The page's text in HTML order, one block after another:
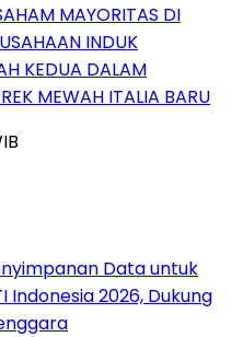
MAYORITAS DI
INDUK
KEDUA DALAM
MEWAH ITALIA BARU
Data untuk
Indonesia 2026, Dukung